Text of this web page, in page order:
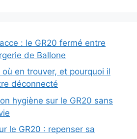
: le GR20 fermé entre
de Ballone
en trouver, et pourquoi il
déconnecté
hygiène sur le GR20 sans
le GR20 : repenser sa